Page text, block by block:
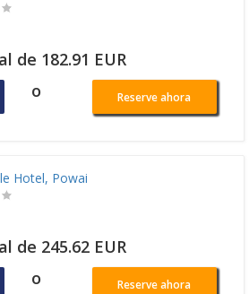
de 182.91 EUR
o Reserve ahora
Hotel, Powai
de 245.62 EUR
o Reserve ahora